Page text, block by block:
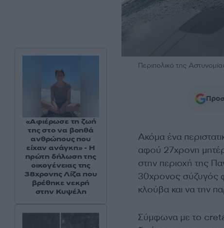
Περιπολικό της
Ακόμα ένα
αφού 27χρονη
στην περιοχή της
30χρονος σύζυγός
κλούβα και να την
Σύμφωνα με το
«Αφιέρωσε τη ζωή
της στο να βοηθά
ανθρώπους που
είχαν ανάγκη» - Η
πρώτη δήλωση της
οικογένειας της
38χρονης Λίζα που
βρέθηκε νεκρή
στην Κυψέλη